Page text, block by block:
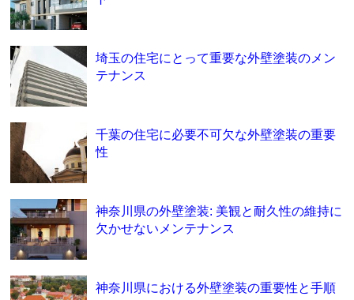
埼玉の住宅にとって重要な外壁塗装のメン
テナンス
千葉の住宅に必要不可欠な外壁塗装の重要
性
神奈川県の外壁塗装: 美観と耐久性の維持に
欠かせないメンテナンス
神奈川県における外壁塗装の重要性と手順